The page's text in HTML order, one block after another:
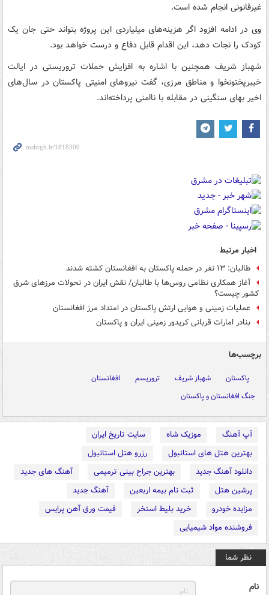
غیرقانونی انجام شده است.
وی در ادامه افزود اگر هزینه‌های میلیاردی این پروژه بتواند حتی جان یک
کودک را نجات دهد، این اقدام قابل دفاع و درست خواهد بود.
شهباز شریف همچنین با اشاره به افزایش حملات تروریستی در ایالت
خیبرپختونخوا و مناطق مرزی، گفت نیروهای امنیتی پاکستان در سال‌های
اخیر بهای سنگینی در مقابله با ناامنی پرداخته‌اند.
اخبار مرتبط
طالبان: ۱۳ نفر در حمله پاکستان به افغانستان کشته شدند
آغاز همکاری نظامی روس‌ها با طالبان/ نقش ایران در تحولات مرزهای شرق
کشور چیست؟
عملیات زمینی و هوایی ارتش پاکستان در امتداد مرز افغانستان
بنادر امارات قربانی کریدور زمینی ایران و پاکستان
برچسب‌ها
پاکستان شهباز شریف تروریسم
افغانستان
جنگ افغانستان و پاکستان
آپ آهنگ موزیک شاه
سایت تاریخ ایران
بهترین هتل های استانبول
رزرو هتل استانبول
دانلود آهنگ جدید
بهترین جراح بینی ترمیمی
آهنگ های جدید
پرشین هتل
ثبت نام بیمه اربعین
آهنگ جدید
مزایده خودرو
خرید بلیط استخر
قیمت ورق آهن پرایس
فروشنده مواد شیمیایی
نظر شما
نام